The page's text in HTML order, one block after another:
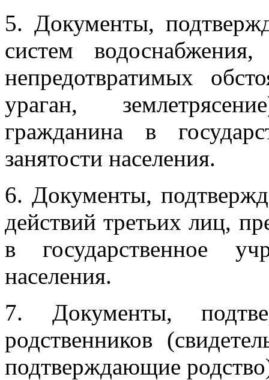
5. Документы,
систем
непредотвратимых
ураган,
гражданина в
занятости населения.
6. Документы,
действий третьих лиц,
в государственное
населения.
7. Документы,
родственников
подтверждающие